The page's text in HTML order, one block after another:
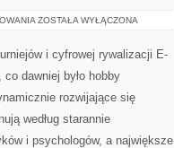
KARIERA
E-
ZOSTAŁA WYŁĄCZONA
i cyfrowej rywalizacji E-
dawniej było hobby
rozwijające się
według starannie
i psychologów, a największe